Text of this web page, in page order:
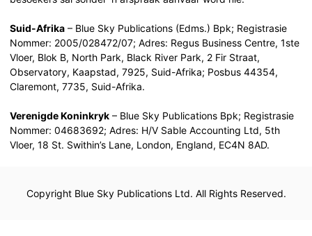
Suid-Afrika – Blue Sky Publications (Edms.) Bpk; Registrasie
Nommer: 2005/028472/07; Adres: Regus Business Centre, 1ste
Vloer, Blok B, North Park, Black River Park, 2 Fir Straat,
Observatory, Kaapstad, 7925, Suid-Afrika; Posbus 44354,
Claremont, 7735, Suid-Afrika.
Verenigde Koninkryk – Blue Sky Publications Bpk; Registrasie
Nommer: 04683692; Adres: H/V Sable Accounting Ltd, 5th
Vloer, 18 St. Swithin’s Lane, London, England, EC4N 8AD.
Copyright Blue Sky Publications Ltd. All Rights Reserved.